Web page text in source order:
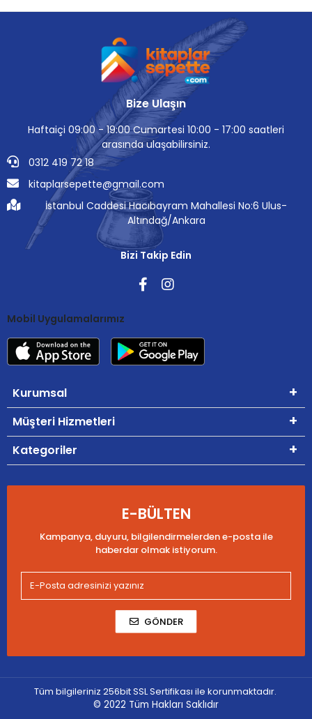
Bize Ulaşın
Haftaiçi 09:00 - 19:00 Cumartesi 10:00 - 17:00 saatleri
arasında ulaşabilirsiniz.
0312 419 72 18
kitaplarsepette@gmail.com
İstanbul Caddesi Hacıbayram Mahallesi No:6 Ulus-
Altındağ/Ankara
Bizi Takip Edin
Mobil Uygulamalarımız
Kurumsal
Müşteri Hizmetleri
Kategoriler
E-BÜLTEN
Kampanya, duyuru, bilgilendirmelerden e-posta ile
haberdar olmak istiyorum.
GÖNDER
Tüm bilgileriniz 256bit SSL Sertifikası ile korunmaktadır.
© 2022 Tüm Hakları Saklıdır